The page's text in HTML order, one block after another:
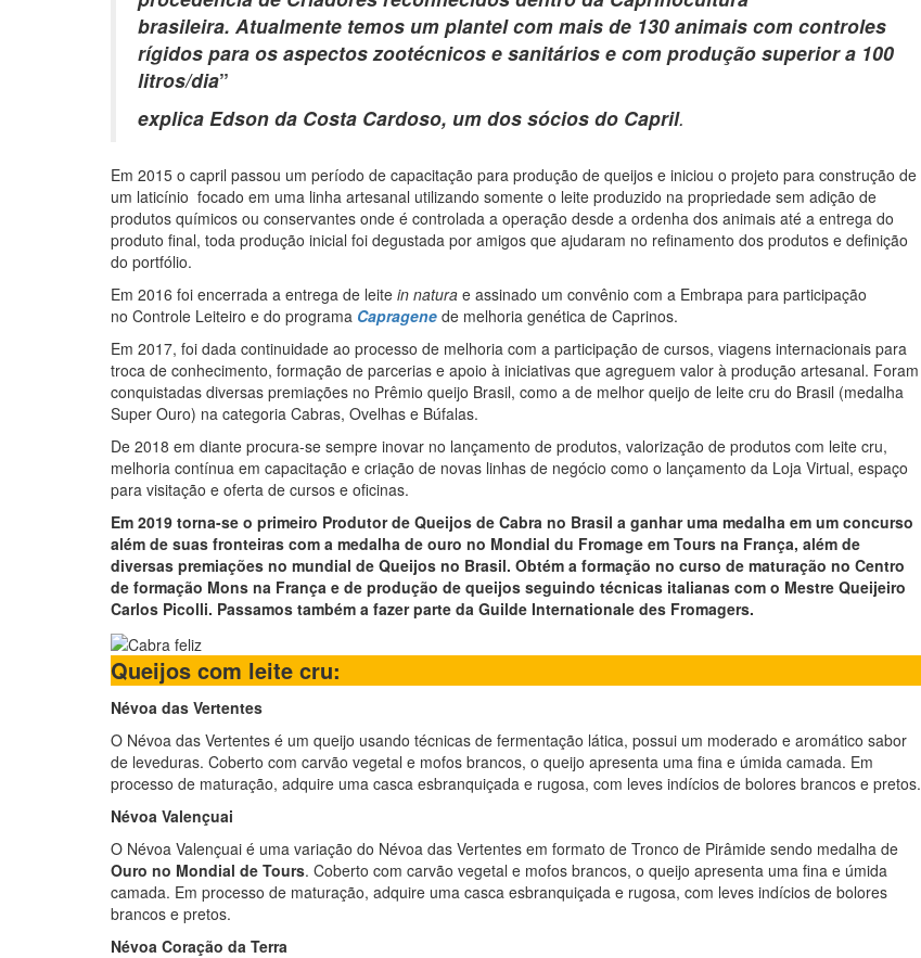
brasileira. Atualmente temos um plantel com mais de 130 animais com controles
rígidos para os aspectos zootécnicos e sanitários e com produção superior a 100
litros/dia”
explica Edson da Costa Cardoso, um dos sócios do Capril.
Em 2015 o capril passou um período de capacitação para produção de queijos e iniciou o projeto para construção de
um laticínio focado em uma linha artesanal utilizando somente o leite produzido na propriedade sem adição de
produtos químicos ou conservantes onde é controlada a operação desde a ordenha dos animais até a entrega do
produto final, toda produção inicial foi degustada por amigos que ajudaram no refinamento dos produtos e definição
do portfólio.
Em 2016 foi encerrada a entrega de leite in natura e assinado um convênio com a Embrapa para participação
no Controle Leiteiro e do programa Capragene de melhoria genética de Caprinos.
Em 2017, foi dada continuidade ao processo de melhoria com a participação de cursos, viagens internacionais para
troca de conhecimento, formação de parcerias e apoio à iniciativas que agreguem valor à produção artesanal. Foram
conquistadas diversas premiações no Prêmio queijo Brasil, como a de melhor queijo de leite cru do Brasil (medalha
Super Ouro) na categoria Cabras, Ovelhas e Búfalas.
De 2018 em diante procura-se sempre inovar no lançamento de produtos, valorização de produtos com leite cru,
melhoria contínua em capacitação e criação de novas linhas de negócio como o lançamento da Loja Virtual, espaço
para visitação e oferta de cursos e oficinas.
Em 2019 torna-se o primeiro Produtor de Queijos de Cabra no Brasil a ganhar uma medalha em um concurso
além de suas fronteiras com a medalha de ouro no Mondial du Fromage em Tours na França, além de
diversas premiações no mundial de Queijos no Brasil. Obtém a formação no curso de maturação no Centro
de formação Mons na França e de produção de queijos seguindo técnicas italianas com o Mestre Queijeiro
Carlos Picolli. Passamos também a fazer parte da Guilde Internationale des Fromagers.
Queijos com leite cru:
Névoa das Vertentes
O Névoa das Vertentes é um queijo usando técnicas de fermentação lática, possui um moderado e aromático sabor
de leveduras. Coberto com carvão vegetal e mofos brancos, o queijo apresenta uma fina e úmida camada. Em
processo de maturação, adquire uma casca esbranquiçada e rugosa, com leves indícios de bolores brancos e pretos.
Névoa Valençuai
O Névoa Valençuai é uma variação do Névoa das Vertentes em formato de Tronco de Pirâmide sendo medalha de
Ouro no Mondial de Tours. Coberto com carvão vegetal e mofos brancos, o queijo apresenta uma fina e úmida
camada. Em processo de maturação, adquire uma casca esbranquiçada e rugosa, com leves indícios de bolores
brancos e pretos.
Névoa Coração da Terra